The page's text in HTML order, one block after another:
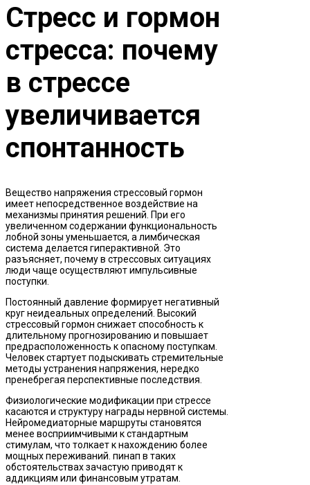
Стресс и гормон
стресса: почему
в стрессе
увеличивается
спонтанность
Вещество напряжения стрессовый гормон
имеет непосредственное воздействие на
механизмы принятия решений. При его
увеличенном содержании функциональность
лобной зоны уменьшается, а лимбическая
система делается гиперактивной. Это
разъясняет, почему в стрессовых ситуациях
люди чаще осуществляют импульсивные
поступки.
Постоянный давление формирует негативный
круг неидеальных определений. Высокий
стрессовый гормон снижает способность к
длительному прогнозированию и повышает
предрасположенность к опасному поступкам.
Человек стартует подыскивать стремительные
методы устранения напряжения, нередко
пренебрегая перспективные последствия.
Физиологические модификации при стрессе
касаются и структуру награды нервной системы.
Нейромедиаторные маршруты становятся
менее восприимчивыми к стандартным
стимулам, что толкает к нахождению более
мощных переживаний. пинап в таких
обстоятельствах зачастую приводят к
аддикциям или финансовым утратам.